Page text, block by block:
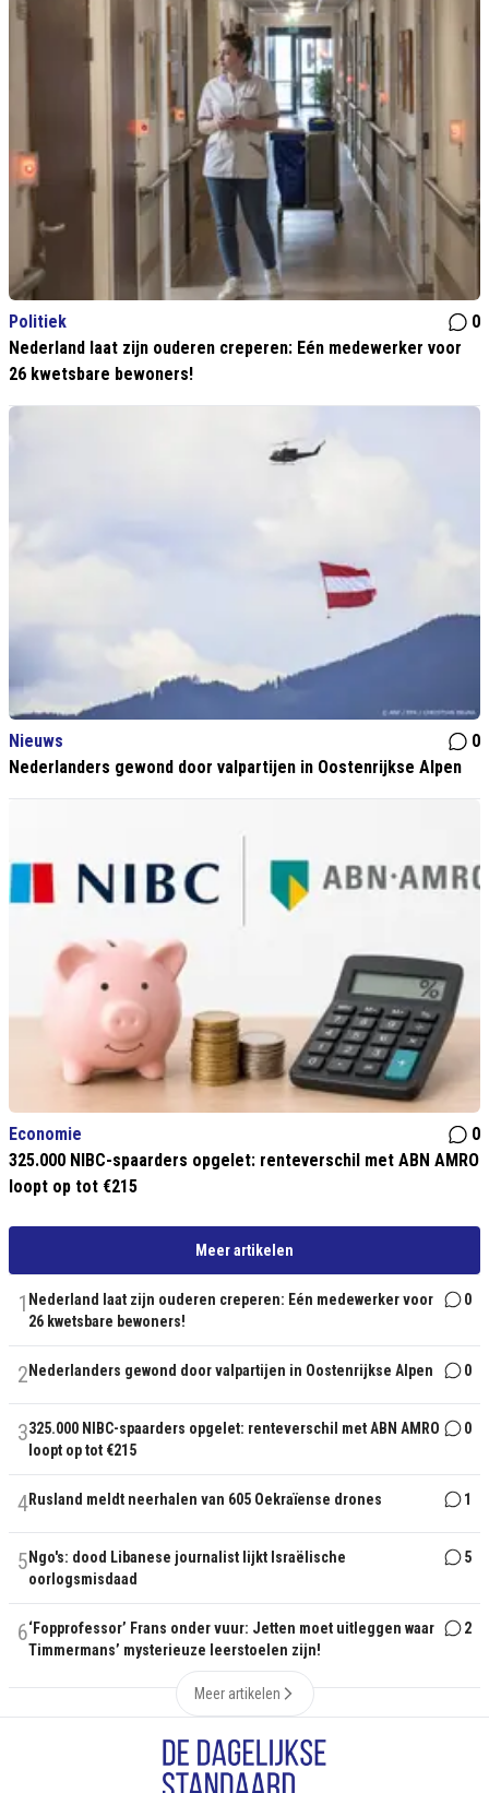
Politiek
0
Nederland laat zijn ouderen creperen: Eén medewerker voor
26 kwetsbare bewoners!
Nieuws
0
Nederlanders gewond door valpartijen in Oostenrijkse Alpen
Economie
0
325.000 NIBC-spaarders opgelet: renteverschil met ABN AMRO
loopt op tot €215
Meer artikelen
1 Nederland laat zijn ouderen creperen: Eén medewerker voor
26 kwetsbare bewoners!
0
2 Nederlanders gewond door valpartijen in Oostenrijkse Alpen 0
3325.000 NIBC-spaarders opgelet: renteverschil met ABN AMRO
loopt op tot €215
0
4Rusland meldt neerhalen van 605 Oekraïense drones 1
5 Ngo's: dood Libanese journalist lijkt Israëlische
oorlogsmisdaad
5
6‘Fopprofessor’ Frans onder vuur: Jetten moet uitleggen waar
Timmermans’ mysterieuze leerstoelen zijn!
2
Meer artikelen